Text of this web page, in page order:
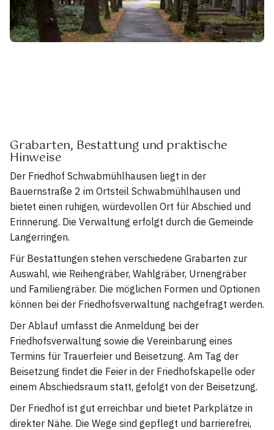
Grabarten, Bestattung und praktische
Hinweise
Der Friedhof Schwabmühlhausen liegt in der
Bauernstraße 2 im Ortsteil Schwabmühlhausen und
bietet einen ruhigen, würdevollen Ort für Abschied und
Erinnerung. Die Verwaltung erfolgt durch die Gemeinde
Langerringen.
Für Bestattungen stehen verschiedene Grabarten zur
Auswahl, wie Reihengräber, Wahlgräber, Urnengräber
und Familiengräber. Die möglichen Formen und Optionen
können bei der Friedhofsverwaltung nachgefragt werden.
Der Ablauf umfasst die Anmeldung bei der
Friedhofsverwaltung sowie die Vereinbarung eines
Termins für Trauerfeier und Beisetzung. Am Tag der
Beisetzung findet die Feier in der Friedhofskapelle oder
einem Abschiedsraum statt, gefolgt von der Beisetzung.
Der Friedhof ist gut erreichbar und bietet Parkplätze in
direkter Nähe. Die Wege sind gepflegt und barrierefrei,